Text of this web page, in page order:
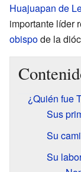
Huajuapan de
importante líder
obispode la
¿Quién fue
Sus
Su
Su